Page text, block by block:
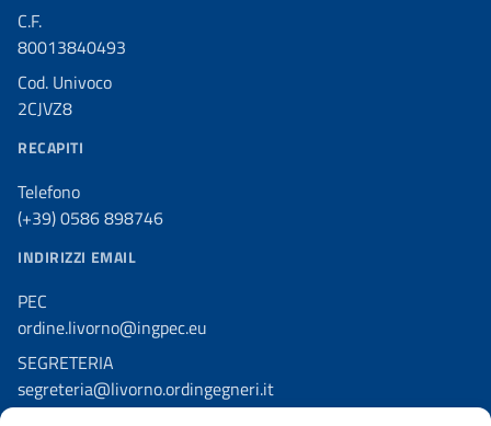
C.F.
80013840493
Cod. Univoco
2CJVZ8
RECAPITI
Telefono
(+39) 0586 898746
INDIRIZZI EMAIL
PEC
ordine.livorno@ingpec.eu
SEGRETERIA
segreteria@livorno.ordingegneri.it